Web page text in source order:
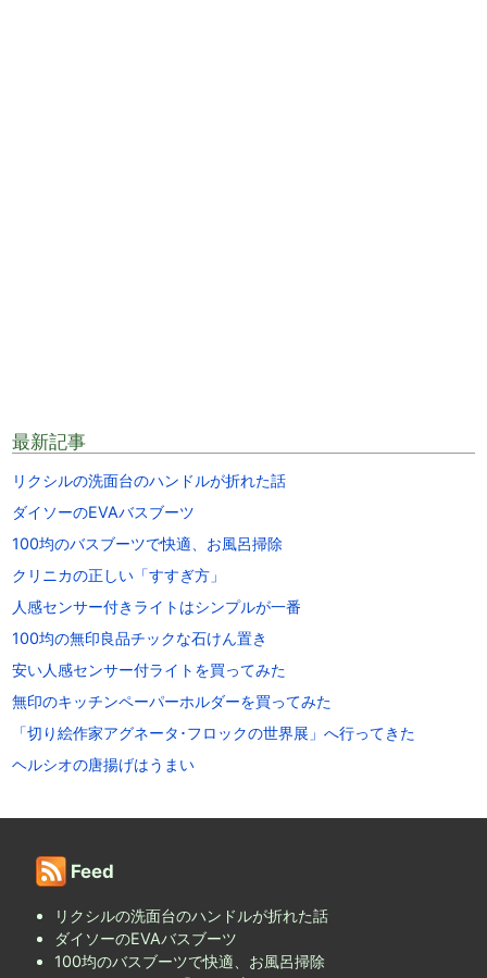
最新記事
リクシルの洗面台のハンドルが折れた話
ダイソーのEVAバスブーツ
100均のバスブーツで快適、お風呂掃除
クリニカの正しい「すすぎ方」
人感センサー付きライトはシンプルが一番
100均の無印良品チックな石けん置き
安い人感センサー付ライトを買ってみた
無印のキッチンペーパーホルダーを買ってみた
「切り絵作家アグネータ･フロックの世界展」へ行ってきた
ヘルシオの唐揚げはうまい
Feed
リクシルの洗面台のハンドルが折れた話
ダイソーのEVAバスブーツ
100均のバスブーツで快適、お風呂掃除